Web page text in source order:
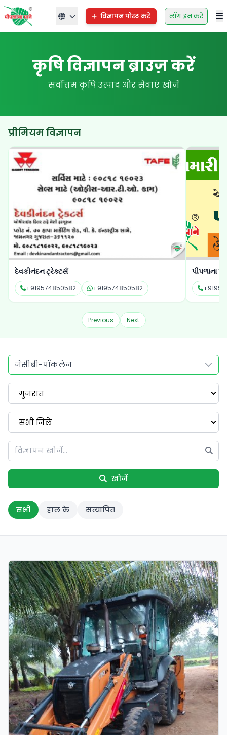
विज्ञापन पोस्ट करें लॉग इन करें
कृषि विज्ञापन ब्राउज़ करें
सर्वोत्तम कृषि उत्पाद और सेवाएं खोजें
प्रीमियम विज्ञापन
પીપળાના પાને
+919941499714 +919941499714
જય
Previous Next
जेसीबी-पॉकलेन
गुजरात
सभी जिले
खोजें
सभी हाल के सत्यापित